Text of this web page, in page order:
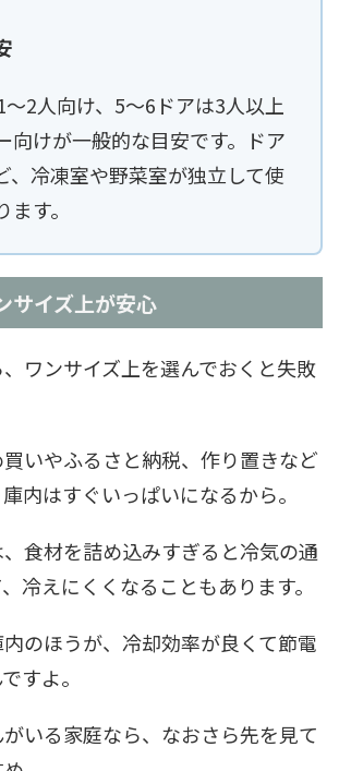
2人向け、5〜6ドアは3人以上
向けが一般的な目安です。ドア
、冷凍室や野菜室が独立して使
す。
サイズ上が安心
ワンサイズ上を選んでおくと失敗
いやふるさと納税、作り置きなど
内はすぐいっぱいになるから。
食材を詰め込みすぎると冷気の通
冷えにくくなることもあります。
のほうが、冷却効率が良くて節電
すよ。
いる家庭なら、なおさら先を見て